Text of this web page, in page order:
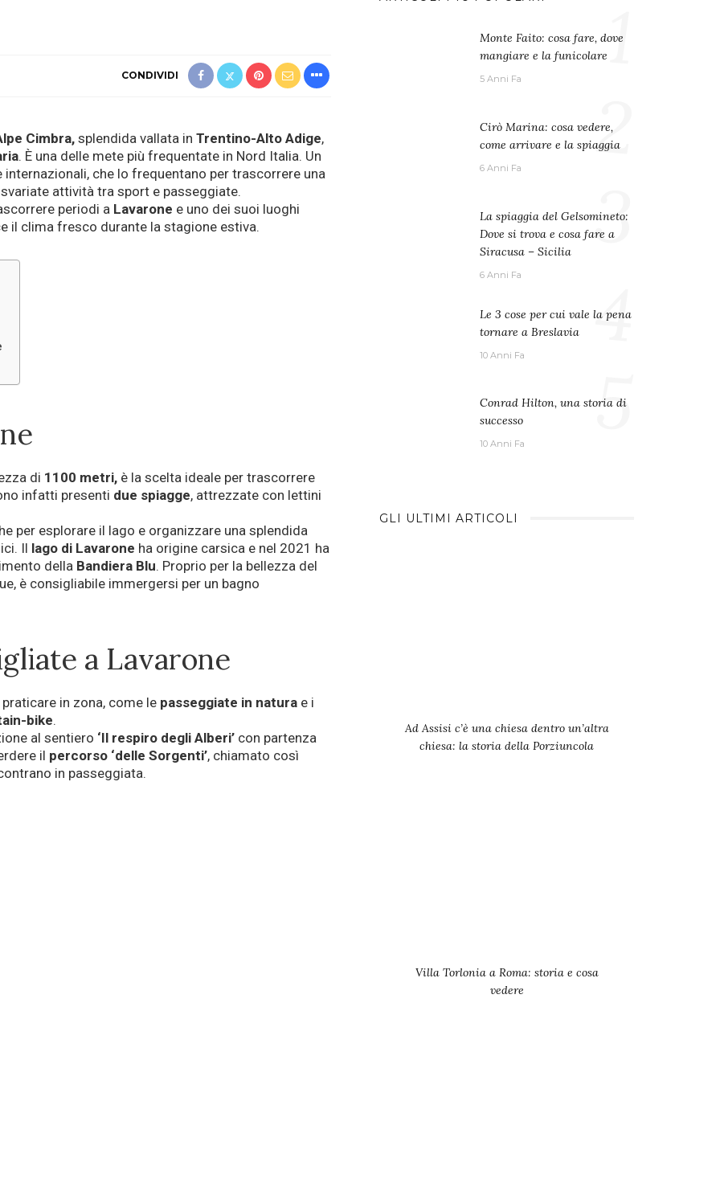
CONDIVIDI
Cimbra, splendida vallata in Trentino-Alto Adige,
. È una delle mete più frequentate in Nord Italia. Un
che lo frequentano per trascorrere una
attività tra sport e passeggiate.
periodi a Lavarone e uno dei suoi luoghi
il clima fresco durante la stagione estiva.
di 1100 metri, è la scelta ideale per trascorrere
infatti presenti due spiagge, attrezzate con lettini
per esplorare il lago e organizzare una splendida
Il lago di Lavarone ha origine carsica e nel 2021 ha
della Bandiera Blu. Proprio per la bellezza del
è consigliabile immergersi per un bagno
a Lavarone
in zona, come le passeggiate in natura e i
bike.
al sentiero ‘Il respiro degli Alberi’ con partenza
il percorso ‘delle Sorgenti’, chiamato così
in passeggiata.
Monte Faito: cosa fare, dove
mangiare e la funicolare
5 Anni Fa 1
Cirò Marina: cosa vedere,
come arrivare e la spiaggia
6 Anni Fa 2
La spiaggia del Gelsomineto:
Dove si trova e cosa fare a
Siracusa – Sicilia
6 Anni Fa
3
Le 3 cose per cui vale la pena
tornare a Breslavia
10 Anni Fa 4
Conrad Hilton, una storia di
successo
10 Anni Fa 5
GLI ULTIMI ARTICOLI
Ad Assisi c’è una chiesa dentro un’altra
chiesa: la storia della Porziuncola
Villa Torlonia a Roma: storia e cosa
vedere